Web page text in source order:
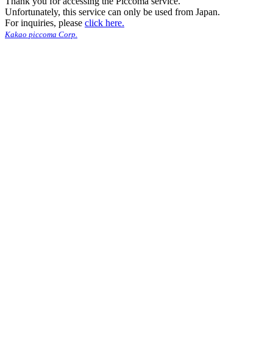
Unfortunately, this service can only be used from Japan.
For inquiries, please click here.
Kakao piccoma Corp.